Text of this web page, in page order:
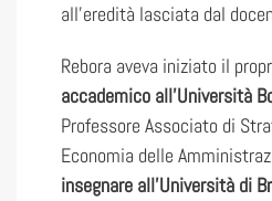
all’eredità lasciata dal
Rebora aveva iniziato il
accademico all’Università
Professore Associato di
Economia delle
insegnare all’Università di